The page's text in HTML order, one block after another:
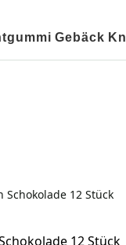
Gebäck
Schokolade 12 Stück